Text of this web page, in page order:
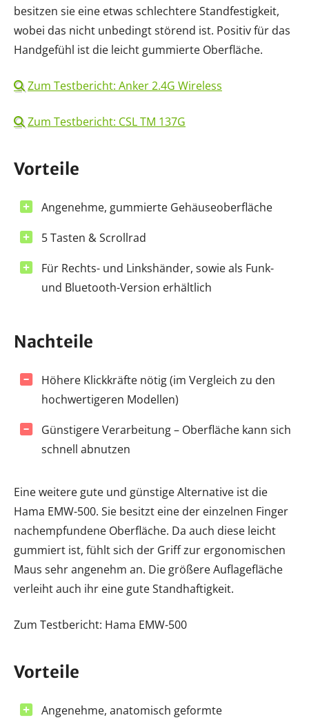
besitzen sie eine etwas schlechtere Standfestigkeit,
wobei das nicht unbedingt störend ist. Positiv für das
Handgefühl ist die leicht gummierte Oberfläche.
Zum Testbericht: Anker 2.4G Wireless
Zum Testbericht: CSL TM 137G
Vorteile
Angenehme, gummierte Gehäuseoberfläche
5 Tasten & Scrollrad
Für Rechts- und Linkshänder, sowie als Funk-
und Bluetooth-Version erhältlich
Nachteile
Höhere Klickkräfte nötig (im Vergleich zu den
hochwertigeren Modellen)
Günstigere Verarbeitung – Oberfläche kann sich
schnell abnutzen
Eine weitere gute und günstige Alternative ist die
Hama EMW-500. Sie besitzt eine der einzelnen Finger
nachempfundene Oberfläche. Da auch diese leicht
gummiert ist, fühlt sich der Griff zur ergonomischen
Maus sehr angenehm an. Die größere Auflagefläche
verleiht auch ihr eine gute Standhaftigkeit.
Zum Testbericht: Hama EMW-500
Vorteile
Angenehme, anatomisch geformte